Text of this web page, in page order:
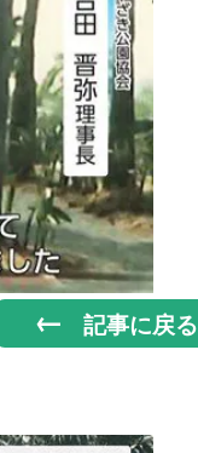
記事に戻る